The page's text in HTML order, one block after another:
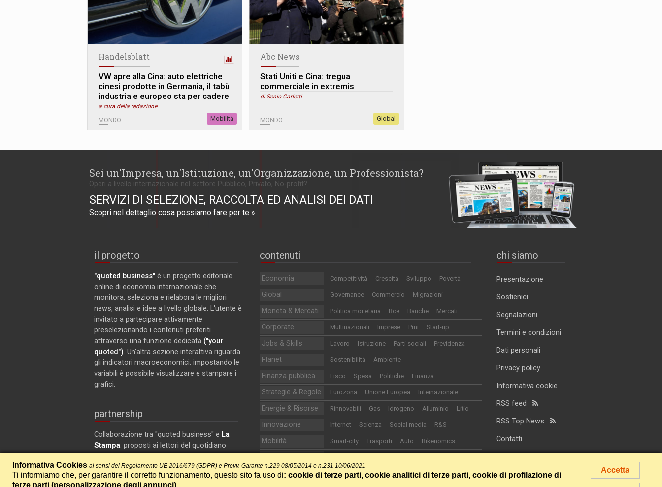
Handelsblatt
VW apre alla Cina: auto elettriche
cinesi prodotte in Germania, il tabù
industriale europeo sta per cadere
a cura della redazione
MONDO Mobilità
Abc News
Stati Uniti e Cina: tregua
commerciale in extremis
di Senio Carletti
MONDO Global
Sei un'Impresa, un'Istituzione, un'Organizzazione, un Professionista?
Operi a livello internazionale nel settore Pubblico, Privato, No-profit?
SERVIZI DI SELEZIONE, RACCOLTA ED ANALISI DEI DATI
Scopri nel dettaglio cosa possiamo fare per te »
il progetto
"quoted business" è un progetto editoriale
online di economia internazionale che
monitora, seleziona e rielabora le migliori
news, analisi e idee a livello globale. L'utente è
invitato a partecipare attivamente
preselezionando i contenuti preferiti
attraverso una funzione dedicata ("your
quoted"). Un'altra sezione interattiva riguarda
gli indicatori macroeconomici: impostando le
variabili è possibile visualizzare e stampare i
grafici.
partnership
Collaborazione tra "quoted business" e La
Stampa: proposti ai lettori del quotidiano
contenuti
Economia Competitività Crescita Sviluppo Povertà
Global Governance Commercio Migrazioni
Moneta & Mercati Politica monetaria Bce Banche Mercati
Corporate Multinazionali Imprese Pmi Start-up
Jobs & Skills Lavoro Istruzione Parti sociali Previdenza
Planet Sostenibilità Ambiente
Finanza pubblica Fisco Spesa Politiche Finanza
Strategie & Regole Eurozona Unione Europea Internazionale
Energie & Risorse Rinnovabili Gas Idrogeno Alluminio Litio
Innovazione Internet Scienza Social media R&S
Mobilità Smart-city Trasporti Auto Bikenomics
Sport Calcio Motori Altri sport
chi siamo
Presentazione
Sostienici
Segnalazioni
Termini e condizioni
Dati personali
Privacy policy
Informativa cookie
RSS feed
RSS Top News
Contatti
Accetta
Informativa Cookies ai sensi del Regolamento UE 2016/679 (GDPR) e Provv. Garante n.229 08/05/2014 e n.231 10/06/2021
Ti informiamo che, per garantire il corretto funzionamento, questo sito fa uso di: cookie di terze parti, cookie analitici di terze parti, cookie di profilazione di
terze parti (personalizzazione degli annunci)